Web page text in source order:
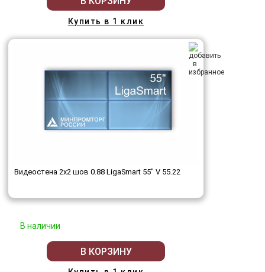
Купить в 1 клик
Видеостена 2x2 шов 0.88 LigaSmart 55" V 55.22
В наличии
В КОРЗИНУ